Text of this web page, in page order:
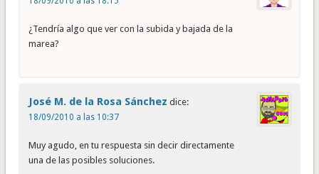
¿Tendría algo que ver con la subida y bajada de la
marea?
José M. de la Rosa Sánchez dice:
18/09/2010 a las 10:37
Muy agudo, en tu respuesta sin decir directamente
una de las posibles soluciones.